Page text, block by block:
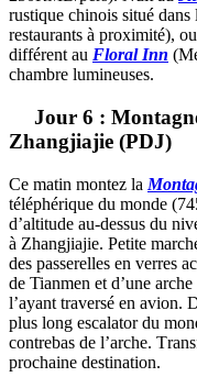
rustique chinois situé
restaurants à proximité),
différent au Floral Inn
chambre lumineuses.
Jour 6 :
Zhangjiajie (PDJ)
Ce matin montez la
téléphérique du monde
d’altitude au-dessus du
à Zhangjiajie. Petite
des passerelles en verres
de Tianmen et d’une
l’ayant traversé en avion.
plus long escalator du
contrebas de l’arche. T
prochaine destination.